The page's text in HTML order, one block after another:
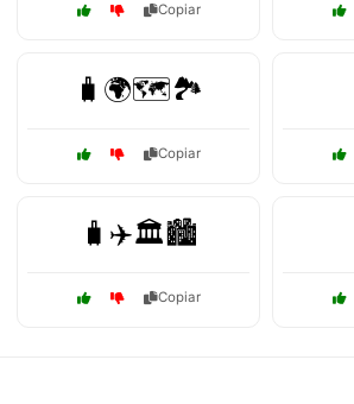
Copiar
🧳🌍🗺️🏞️
Copiar
🧳✈️🏛️🏙️
Copiar